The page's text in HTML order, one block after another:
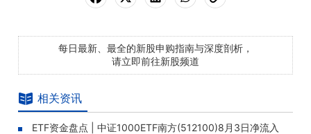
每日最新、最全的新股申购指南与深度剖析，
请立即前往新股频道
相关资讯
ETF资金盘点 | 中证1000ETF南方(512100)8月3日净流入